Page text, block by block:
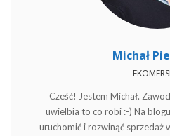
Michał
Cześć! Jestem Michał.
uwielbia to co robi :-) Na
uruchomić i rozwinąć sprzedaż